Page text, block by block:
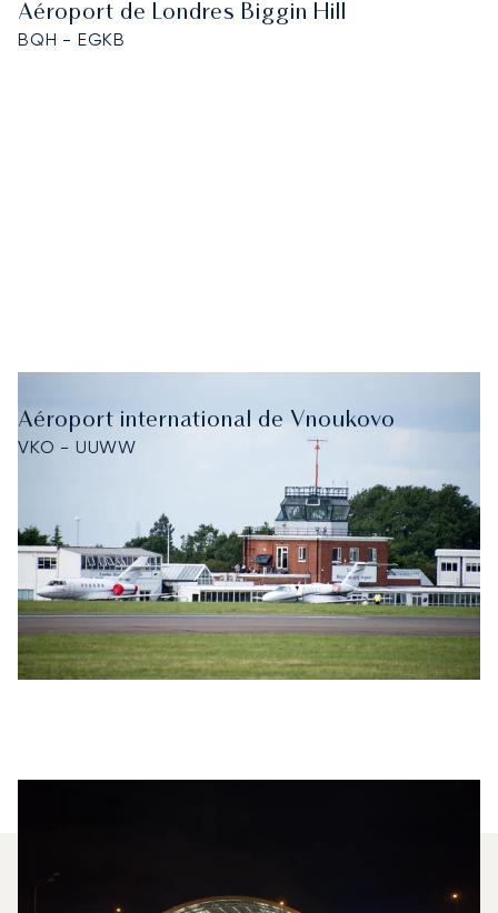
Aéroport de Londres Biggin Hill
BQH - EGKB
Aéroport international de Vnoukovo
VKO - UUWW
Quels Jets Privés Sont Les Plus